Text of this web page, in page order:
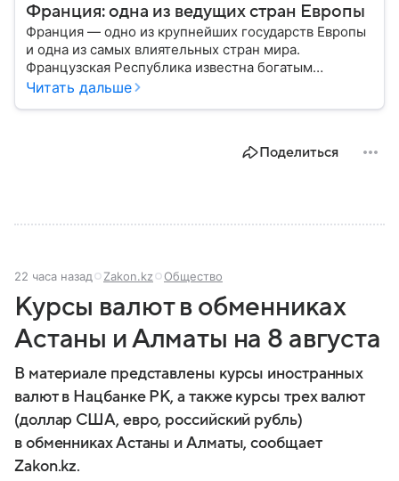
Франция: одна из ведущих стран Европы
Франция — одно из крупнейших государств Европы
и одна из самых влиятельных стран мира.
Французская Республика известна богатым
культурным наследием, развитой экономикой,
Читать дальше
Поделиться
22 часа назад Zakon.kz Общество
Курсы валют в обменниках
Астаны и Алматы на 8 августа
В материале представлены курсы иностранных
валют в Нацбанке РК, а также курсы трех валют
(доллар США, евро, российский рубль)
в обменниках Астаны и Алматы, сообщает
Zakon.kz.